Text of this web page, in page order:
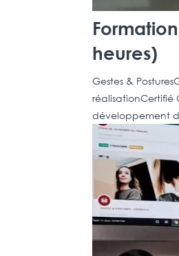
heures)
Gestes &
développement